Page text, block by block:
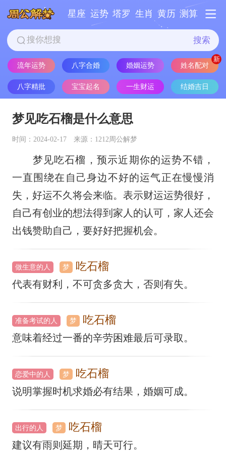
星座 运势 塔罗 生肖 黄历 测算
搜索
流年运势 八字合婚 婚姻运势 姓名配对
八字精批 宝宝起名 一生财运 结婚吉日
梦见吃石榴是什么意思
时间：2024-02-17 来源：1212周公解梦
梦见吃石榴，预示近期你的运势不错，
一直围绕在自己身边不好的运气正在慢慢消
失，好运不久将会来临。表示财运运势很好，
自己有创业的想法得到家人的认可，家人还会
出钱赞助自己，要好好把握机会。
做生意的人 梦 吃石榴
代表有财利，不可贪多贪大，否则有失。
准备考试的人 梦 吃石榴
意味着经过一番的辛劳困难最后可录取。
恋爱中的人 梦 吃石榴
说明掌握时机求婚必有结果，婚姻可成。
出行的人 梦 吃石榴
建议有雨则延期，晴天可行。